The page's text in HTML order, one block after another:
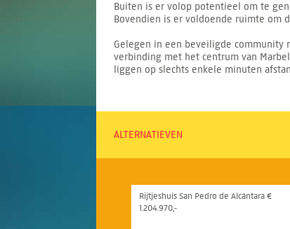
Buiten is er volop potentieel om te
Bovendien is er voldoende ruimte om
Gelegen in een beveiligde community
verbinding met het centrum van
liggen op slechts enkele minuten
ALTERNATIEVEN
Rijtjeshuis San Pedro de Alcántara €
1.204.970,-